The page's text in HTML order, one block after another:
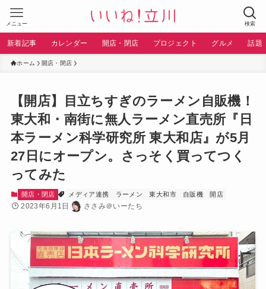
検索
メニュー
新着記事 カレンダー 開店・閉店 プロジェクト グルメ 話題
ホーム 開店・閉店
【開店】目立ちすぎのラーメン自販機！
東大和・南街に無人ラーメン直売所『日
本ラーメン科学研究所 東大和店』が5月
27日にオープン。さっそく買ってつく
ってみた
開店・閉店 メディア連携 ラーメン 東大和市 自販機 開店
2023年6月1日 ささみ＠いーたち